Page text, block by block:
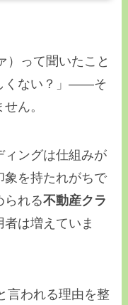
）って聞いたこと
くない？」——そ
ん。
ィングは仕組みが
象を持たれがちで
られる不動産クラ
者は増えていま
言われる理由を整